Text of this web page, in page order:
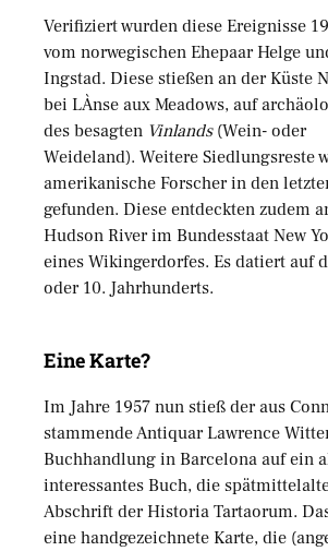
Verifiziert wurden diese Ereignisse
vom norwegischen Ehepaar Helge
Ingstad. Diese stießen an der Küste
bei LÀnse aux Meadows, auf
des besagten Vinlands(Wein- oder
Weideland). Weitere Siedlungsreste
amerikanische Forscher in den
gefunden. Diese entdeckten zudem
Hudson River im Bundesstaat New
eines Wikingerdorfes. Es datiert auf
oder 10. Jahrhunderts.
Eine Karte?
Im Jahre 1957 nun stieß der aus
stammende Antiquar Lawrence
Buchhandlung in Barcelona auf ein
interessantes Buch, die
Abschrift der Historia Tartaorum.
eine handgezeichnete Karte, die